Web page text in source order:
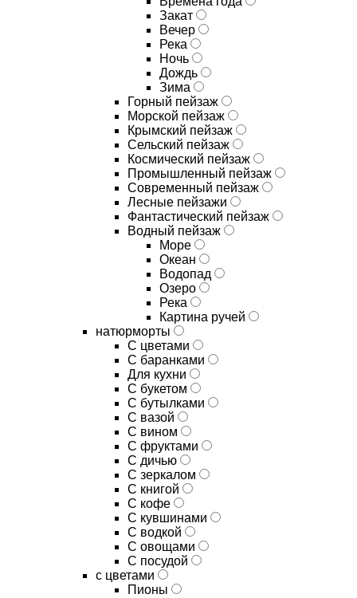
Закат
Вечер
Река
Ночь
Дождь
Зима
Горный пейзаж
Морской пейзаж
Крымский пейзаж
Сельский пейзаж
Космический пейзаж
Промышленный пейзаж
Современный пейзаж
Лесные пейзажи
Фантастический пейзаж
Водный пейзаж
Море
Океан
Водопад
Озеро
Река
Картина ручей
натюрморты
С цветами
С баранками
Для кухни
C букетом
C бутылками
C вазой
C вином
C фруктами
C дичью
C зеркалом
C книгой
C кофе
C кувшинами
C водкой
C овощами
C посудой
с цветами
Пионы